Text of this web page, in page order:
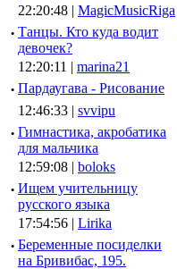
22:20:48 | MagicMusicRiga
· Танцы. Кто куда водит
девочек?
12:20:11 | marina21
· Пардаугава - Рисование
12:46:33 | svvipu
· Гимнастика, акробатика
для мальчика
12:59:08 | boloks
· Ищем учительницу
русского языка
17:54:56 | Lirika
· Беременные посиделки
на Бривибас, 195.